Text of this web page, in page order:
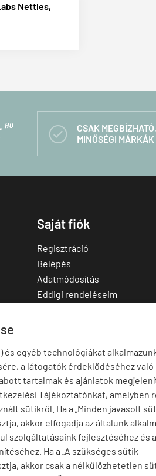
egyéb technológiákat
a látogatók érdeklődéséhez való
tartalmak és ajánlatok
Tájékoztatónkat, amelyben
sütikről. Ha a „Minden javasolt
akkor elfogadja az általunk
szolgáltatásaink fejlesztéséhez és
Ha a „A szükséges sütik
akkor csak a nélkülözhetetlen
Nettles,

CSAK MEGBÍZHATÓ,
MINŐSÉGI MÁRKÁK
Saját fiók
Regisztráció
Belépés
Adatmódosítás
Eddigi rendeléseim